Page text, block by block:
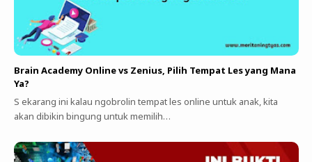
Brain Academy Online vs Zenius, Pilih Tempat Les yang Mana
Ya?
S ekarang ini kalau ngobrolin tempat les online untuk anak, kita
akan dibikin bingung untuk memilih…